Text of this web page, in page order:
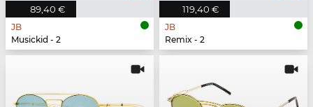
89,40 €
JB
Musickid - 2
119,40 €
JB
Remix - 2